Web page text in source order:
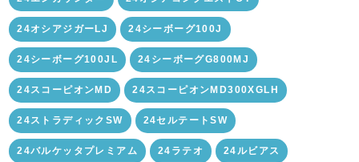
24オシアジガーLJ 24シーボーグ100J
24シーボーグ100JL 24シーボーグG800MJ
24スコーピオンMD 24スコーピオンMD300XGLH
24ストラディックSW 24セルテートSW
24バルケッタプレミアム 24ラテオ 24ルビアス